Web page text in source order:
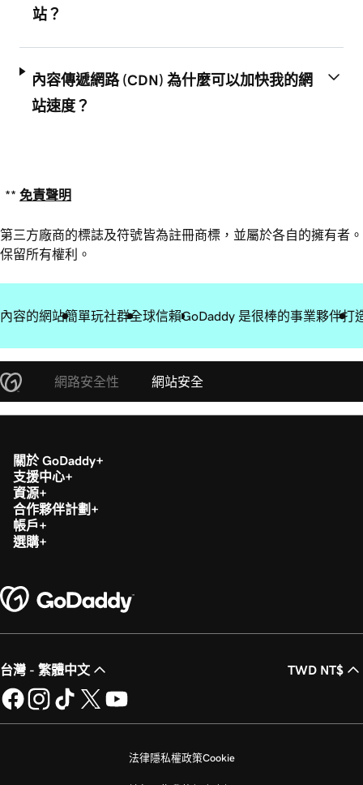
站？
內容傳遞網路 (CDN) 為什麼可以加快我的網
站速度？
** 免責聲明
第三方廠商的標誌及符號皆為註冊商標，並屬於各自的擁有者。
保留所有權利。
容的網站簡單玩社群全球信賴GoDaddy 是很棒的事業夥伴打
網路安全性 網站安全
關於 GoDaddy
支援中心
資源
合作夥伴計劃
帳戶
選購
台灣 - 繁體中文 TWD NT$
法律隱私權政策Cookie